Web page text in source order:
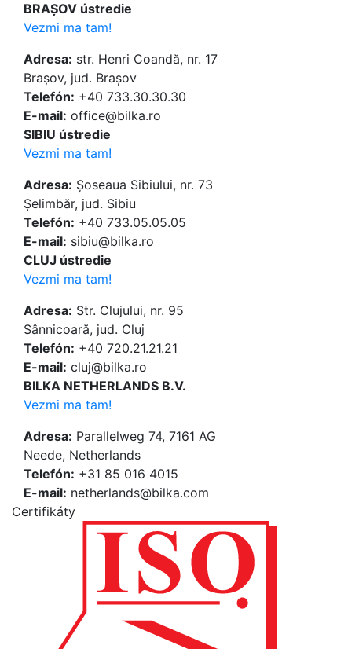
BRAȘOV ústredie
Vezmi ma tam!
Adresa: str. Henri Coandă, nr. 17
Brașov, jud. Brașov
Telefón: +40 733.30.30.30
E-mail: office@bilka.ro
SIBIU ústredie
Vezmi ma tam!
Adresa: Șoseaua Sibiului, nr. 73
Șelimbăr, jud. Sibiu
Telefón: +40 733.05.05.05
E-mail: sibiu@bilka.ro
CLUJ ústredie
Vezmi ma tam!
Adresa: Str. Clujului, nr. 95
Sânnicoară, jud. Cluj
Telefón: +40 720.21.21.21
E-mail: cluj@bilka.ro
BILKA NETHERLANDS B.V.
Vezmi ma tam!
Adresa: Parallelweg 74, 7161 AG
Neede, Netherlands
Telefón: +31 85 016 4015
E-mail: netherlands@bilka.com
Certifikáty